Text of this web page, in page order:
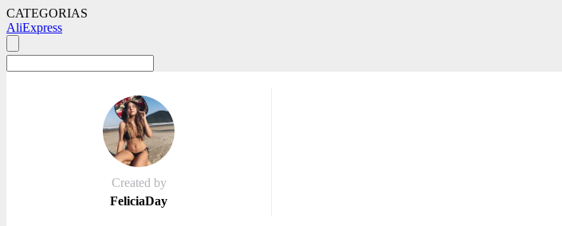
CATEGORIAS
AliExpress
Created by
FeliciaDay